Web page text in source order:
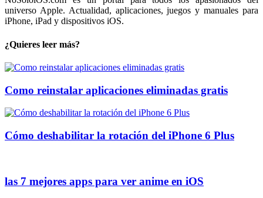
universo Apple. Actualidad, aplicaciones, juegos y manuales para
iPhone, iPad y dispositivos iOS.
¿Quieres leer más?
Como reinstalar aplicaciones eliminadas gratis
Cómo deshabilitar la rotación del iPhone 6 Plus
las 7 mejores apps para ver anime en iOS